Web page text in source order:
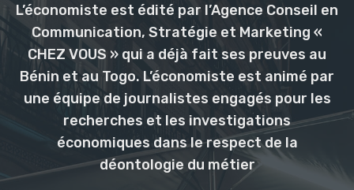
L’économiste est édité par l’Agence Conseil en
Communication, Stratégie et Marketing «
CHEZ VOUS » qui a déjà fait ses preuves au
Bénin et au Togo. L’économiste est animé par
une équipe de journalistes engagés pour les
recherches et les investigations
économiques dans le respect de la
déontologie du métier